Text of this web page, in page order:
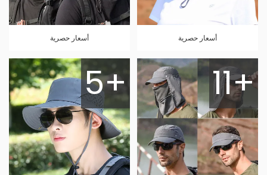
أسعار حصرية أسعار حصرية
11+
5+